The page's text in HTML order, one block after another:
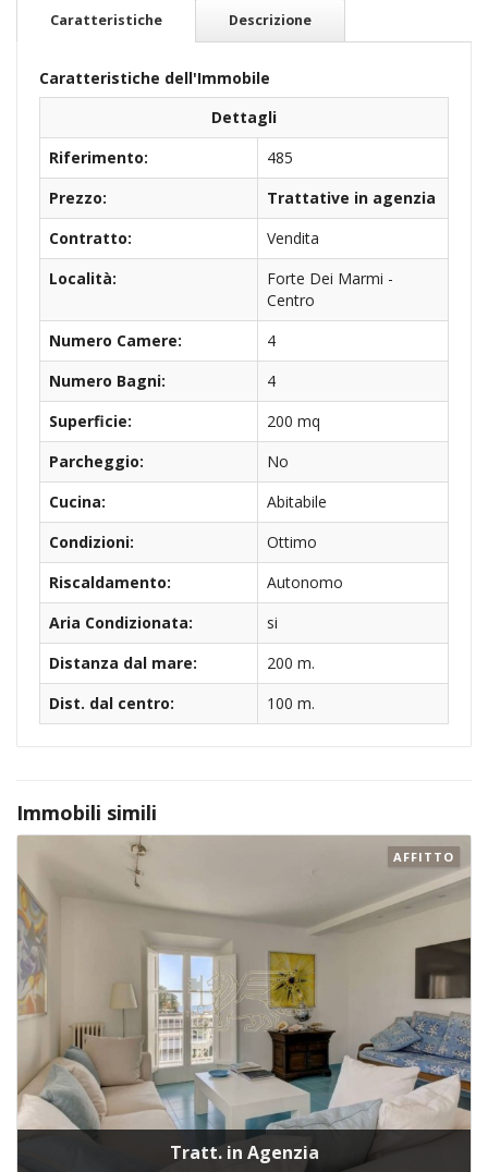
Caratteristiche Descrizione
Caratteristiche dell'Immobile
Dettagli
Riferimento:
485
Prezzo:
Trattative in agenzia
Contratto:
Vendita
Località:
Forte Dei Marmi -
Centro
Numero Camere:
4
Numero Bagni:
4
Superficie:
200 mq
Parcheggio:
No
Cucina:
Abitabile
Condizioni:
Ottimo
Riscaldamento:
Autonomo
Aria Condizionata:
si
Distanza dal mare:
200 m.
Dist. dal centro:
100 m.
Immobili simili
Tratt. in Agenzia
AFFITTO